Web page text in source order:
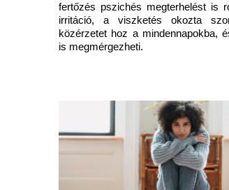
fertőzés pszichés megterhelést is
irritáció, a viszketés okozta
közérzetet hoz a mindennapokba,
is megmérgezheti.